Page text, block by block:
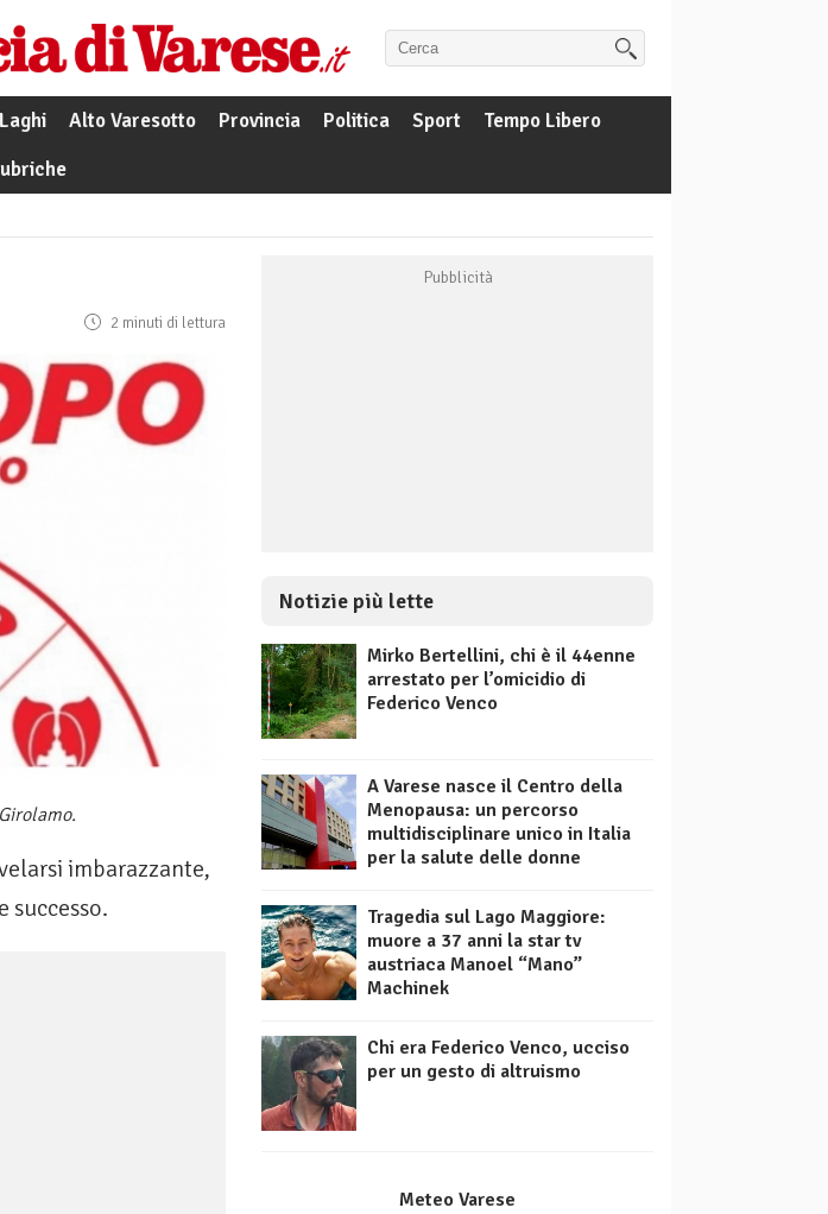
Alto Varesotto Provincia Politica Sport
Tempo Libero
2 minuti di lettura
imbarazzante,
successo.
Notizie più lette
Mirko Bertellini, chi è il 44enne
arrestato per l’omicidio di
Federico Venco
A Varese nasce il Centro della
Menopausa: un percorso
multidisciplinare unico in Italia
per la salute delle donne
Tragedia sul Lago Maggiore:
muore a 37 anni la star tv
austriaca Manoel “Mano”
Machinek
Chi era Federico Venco, ucciso
per un gesto di altruismo
Meteo Varese